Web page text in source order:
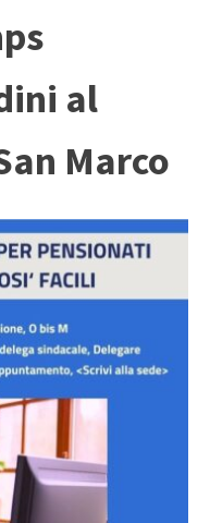
al
Marco